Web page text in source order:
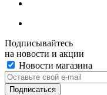
Подписывайтесь
на новости и акции
Новости магазина